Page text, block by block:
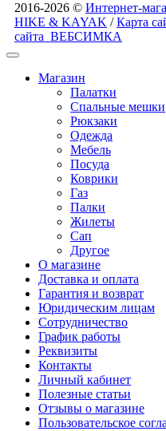
2016-2026 © Интернет-
HIKE & KAYAK /Карта
сайта ВЕБСИМКА
Магазин
Палатки
Спальные мешки
Рюкзаки
Одежда
Мебель
Посуда
Коврики
Газ
Палки
Жилеты
Сап
Другое
О магазине
Доставка и оплата
Гарантия и возврат
Юридическим лицам
Сотрудничество
График работы
Реквизиты
Контакты
Личный кабинет
Полезные статьи
Отзывы о магазине
Пользовательское